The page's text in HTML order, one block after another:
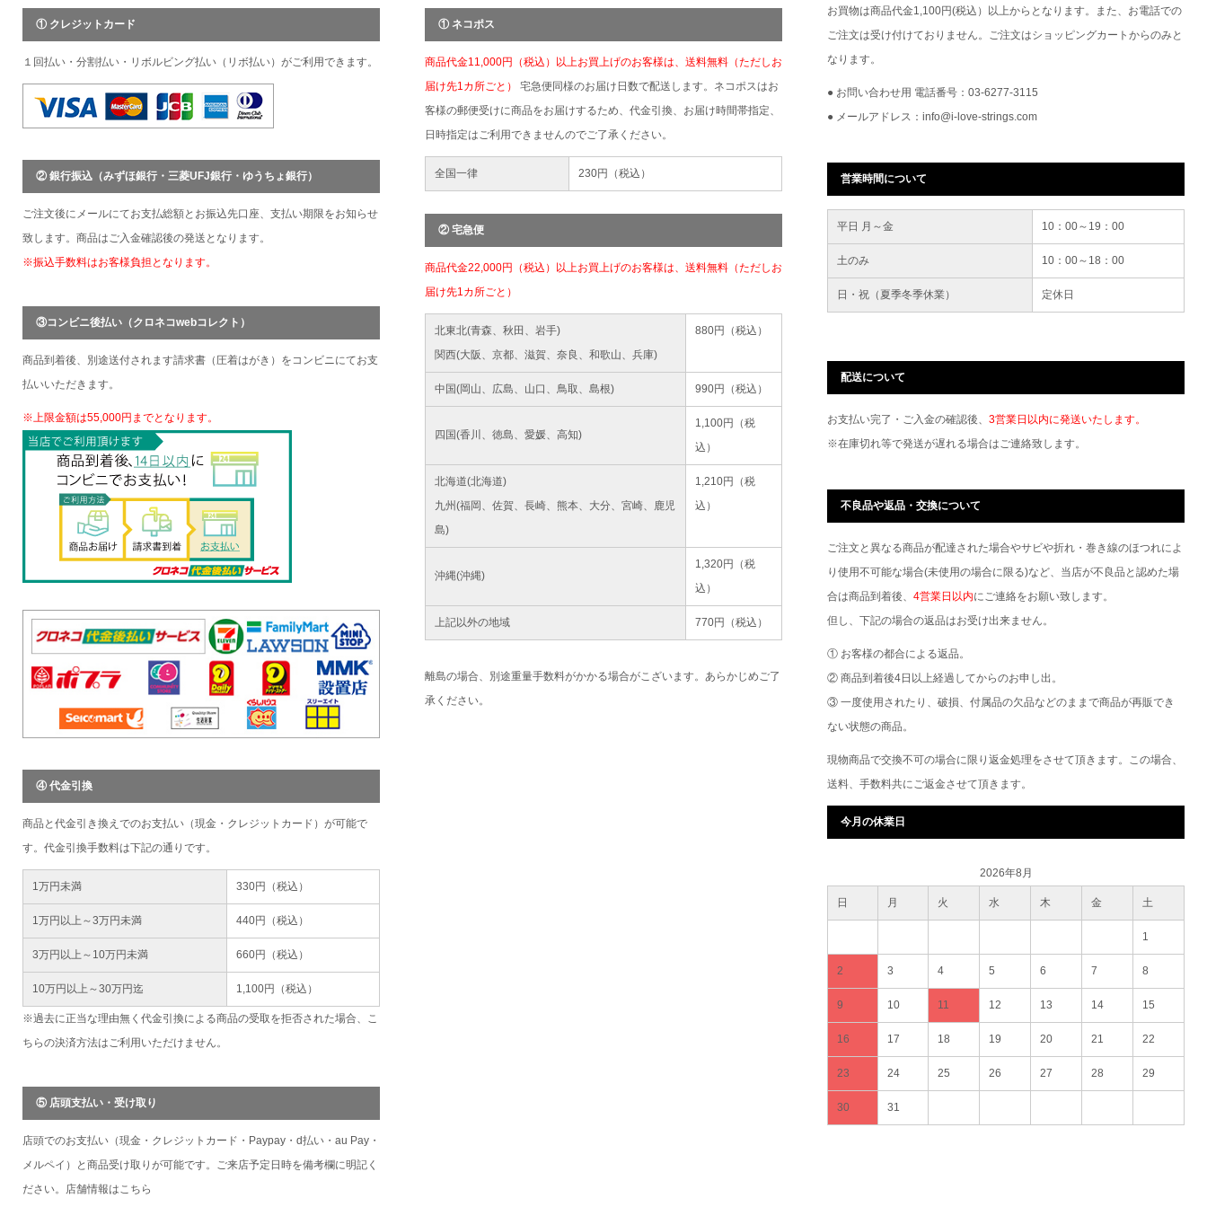
① クレジットカード
１回払い・分割払い・リボルビング払い（リボ払い）がご利用できます。
② 銀行振込（みずほ銀行・三菱UFJ銀行・ゆうちょ銀行）
ご注文後にメールにてお支払総額とお振込先口座、支払い期限をお知らせ
致します。商品はご入金確認後の発送となります。
※振込手数料はお客様負担となります。
③コンビニ後払い（クロネコwebコレクト）
商品到着後、別途送付されます請求書（圧着はがき）をコンビニにてお支
払いいただきます。
※上限金額は55,000円までとなります。
④ 代金引換
商品と代金引き換えでのお支払い（現金・クレジットカード）が可能で
す。代金引換手数料は下記の通りです。
1万円未満 330円（税込）
1万円以上～3万円未満 440円（税込）
3万円以上～10万円未満 660円（税込）
10万円以上～30万円迄 1,100円（税込）
※過去に正当な理由無く代金引換による商品の受取を拒否された場合、こ
ちらの決済方法はご利用いただけません。
⑤ 店頭支払い・受け取り
店頭でのお支払い（現金・クレジットカード・Paypay・d払い・au Pay・
メルペイ）と商品受け取りが可能です。ご来店予定日時を備考欄に明記く
ださい。店舗情報は こちら
① ネコポス
商品代金11,000円（税込）以上お買上げのお客様は、送料無料（ただしお
届け先1カ所ごと） 宅急便同様のお届け日数で配送します。ネコポスはお
客様の郵便受けに商品をお届けするため、代金引換、お届け時間帯指定、
日時指定はご利用できませんのでご了承ください。
全国一律 230円（税込）
② 宅急便
商品代金22,000円（税込）以上お買上げのお客様は、送料無料（ただしお
届け先1カ所ごと）
北東北(青森、秋田、岩手)
関西(大阪、京都、滋賀、奈良、和歌山、兵庫)
880円（税込）
中国(岡山、広島、山口、鳥取、島根) 990円（税込）
四国(香川、徳島、愛媛、高知)
1,100円（税
込）
北海道(北海道)
九州(福岡、佐賀、長崎、熊本、大分、宮崎、鹿児
島)
1,210円（税
込）
沖縄(沖縄)
1,320円（税
込）
上記以外の地域 770円（税込）
離島の場合、別途重量手数料がかかる場合がこざいます。あらかじめご了
承ください。
お買物は商品代金1,100円(税込）以上からとなります。また、お電話での
ご注文は受け付けておりません。ご注文はショッピングカートからのみと
なります。
● お問い合わせ用 電話番号：03-6277-3115
● メールアドレス：info@i-love-strings.com
営業時間について
平日 月～金 10：00～19：00
土のみ 10：00～18：00
日・祝（夏季冬季休業） 定休日
配送について
お支払い完了・ご入金の確認後、 3営業日以内に発送いたします。
※在庫切れ等で発送が遅れる場合はご連絡致します。
不良品や返品・交換について
ご注文と異なる商品が配達された場合やサビや折れ・巻き線のほつれによ
り使用不可能な場合(未使用の場合に限る)など、当店が不良品と認めた場
合は商品到着後、 4営業日以内にご連絡をお願い致します。
但し、下記の場合の返品はお受け出来ません。
① お客様の都合による返品。
② 商品到着後4日以上経過してからのお申し出。
③ 一度使用されたり、破損、付属品の欠品などのままで商品が再販でき
ない状態の商品。
現物商品で交換不可の場合に限り返金処理をさせて頂きます。この場合、
送料、手数料共にご返金させて頂きます。
今月の休業日
2026年8月
日 月 火 水 木 金 土
1
2 3 4 5 6 7 8
9 10 11 12 13 14 15
16 17 18 19 20 21 22
23 24 25 26 27 28 29
30 31